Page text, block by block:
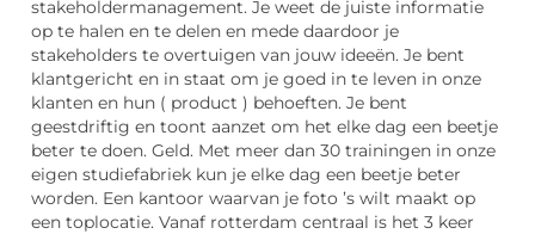
stakeholdermanagement. Je weet de juiste informatie
op te halen en te delen en mede daardoor je
stakeholders te overtuigen van jouw ideeën. Je bent
klantgericht en in staat om je goed in te leven in onze
klanten en hun ( product ) behoeften. Je bent
geestdriftig en toont aanzet om het elke dag een beetje
beter te doen. Geld. Met meer dan 30 trainingen in onze
eigen studiefabriek kun je elke dag een beetje beter
worden. Een kantoor waarvan je foto ’s wilt maakt op
een toplocatie. Vanaf rotterdam centraal is het 3 keer